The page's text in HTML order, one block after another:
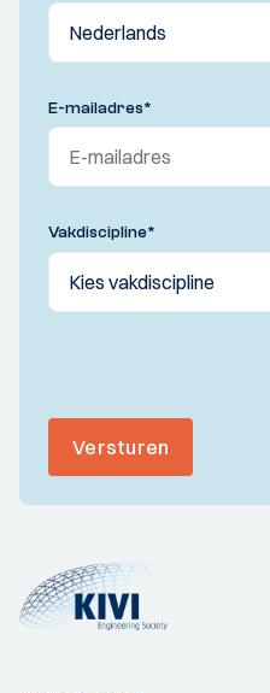
E-mailadres*
Vakdiscipline*
Versturen